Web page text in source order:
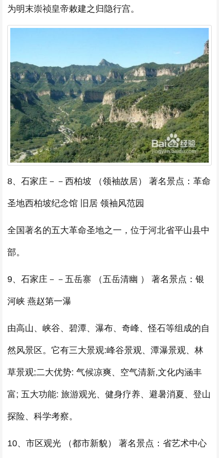
为明末崇祯皇帝敕建之归隐行宫。
8、石家庄－－西柏坡 （领袖故居） 著名景点：革命
圣地西柏坡纪念馆 旧居 领袖风范园
全国著名的五大革命圣地之一，位于河北省平山县中
部。
9、石家庄－－五岳寨 （五岳清幽 ） 著名景点：银
河峡 燕赵第一瀑
由高山、峡谷、碧潭、瀑布、奇峰、怪石等组成的自
然风景区。它有三大景观:峰谷景观、潭瀑景观、林
草景观;二大优势: 气候凉爽、空气清新,文化内涵丰
富; 五大功能: 旅游观光、健身疗养、避暑消夏、登山
探险、科学考察。
10、市区观光 （都市新貌） 著名景点：省艺术中心